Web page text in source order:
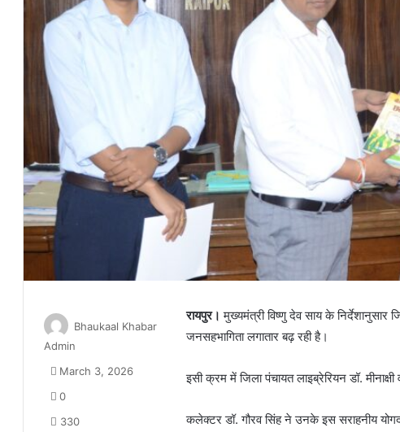
रायपुर। मुख्यमंत्री विष्णु देव साय के निर्देशानुसार
जनसहभागिता लगातार बढ़ रही है।
इसी क्रम में जिला पंचायत लाइब्रेरियन डॉ.
कलेक्टर डॉ. गौरव सिंह ने उनके इस सराहनीय
Bhaukaal Khabar
Admin
March 3, 2026
0
330